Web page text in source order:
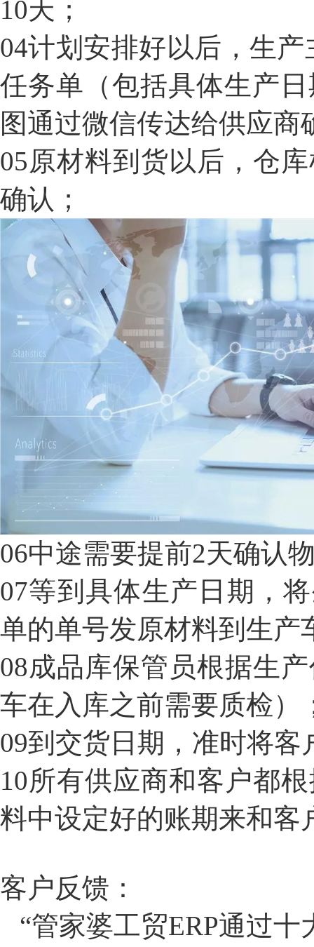
10天；
04计划安排好以后，生
任务单（包括具体生产
图通过微信传达给供应商
05原材料到货以后，仓
确认；
06中途需要提前2天确认
07等到具体生产日期，
单的单号发原材料到生产
08成品库保管员根据生
车在入库之前需要质检）
09到交货日期，准时将客
10所有供应商和客户都
料中设定好的账期来和客
客户反馈：
“管家婆工贸ERP通过